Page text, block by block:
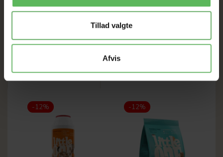
Tillad valgte
Afvis
Fiber – 3,9%
ANDRE FANDT OGSÅ
-12% -12%